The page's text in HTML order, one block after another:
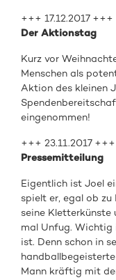
+++ 17.12.2017 +++
Der Aktionstag
Kurz vor
Menschen als
Aktion des kleinen
eingenommen!
+++ 23.11.2017 +++
Pressemitteilung
Eigentlich ist Joel
spielt er, egal ob
seine Kletterkünste
mal Unfug. Wichtig
ist. Denn schon in
Mann kräftig mit